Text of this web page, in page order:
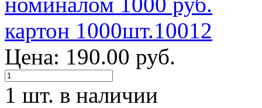
Цена: 190.00 руб.
1 шт. в наличии